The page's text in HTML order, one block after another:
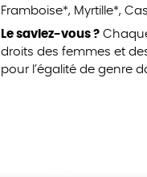
Framboise*, Myrtille*,
Le saviez-vous ?
droits des femmes et
pour l’égalité de genre